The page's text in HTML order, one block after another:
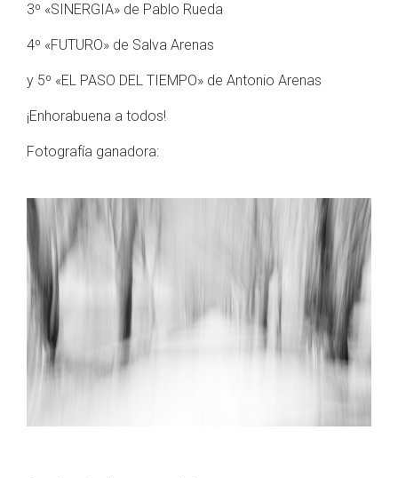
3º «SINERGIA» de Pablo Rueda
4º «FUTURO» de Salva Arenas
y 5º «EL PASO DEL TIEMPO» de Antonio Arenas
¡Enhorabuena a todos!
Fotografía ganadora: